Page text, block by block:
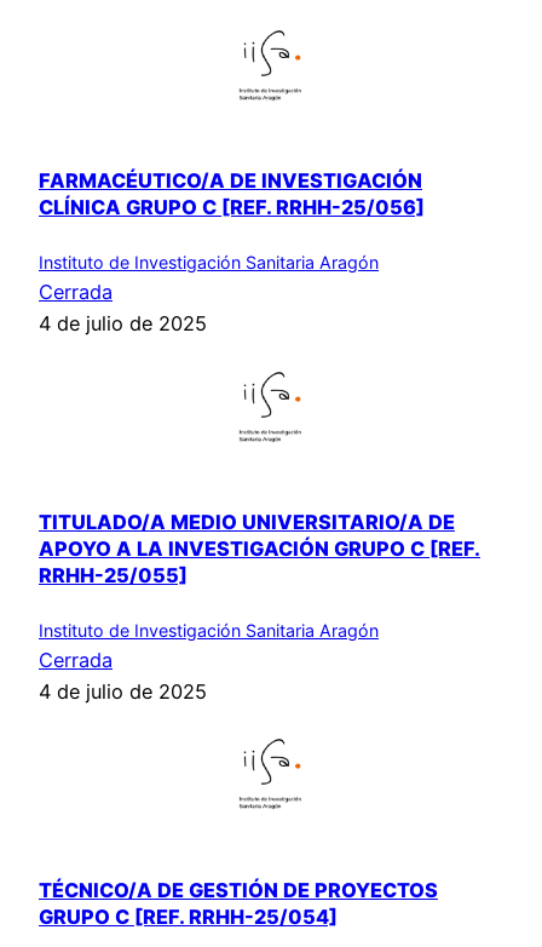
FARMACÉUTICO/A DE INVESTIGACIÓN
CLÍNICA GRUPO C [REF. RRHH-25/056]
Instituto de Investigación Sanitaria Aragón
Cerrada
4 de julio de 2025
TITULADO/A MEDIO UNIVERSITARIO/A DE
APOYO A LA INVESTIGACIÓN GRUPO C [REF.
RRHH-25/055]
Instituto de Investigación Sanitaria Aragón
Cerrada
4 de julio de 2025
TÉCNICO/A DE GESTIÓN DE PROYECTOS
GRUPO C [REF. RRHH-25/054]